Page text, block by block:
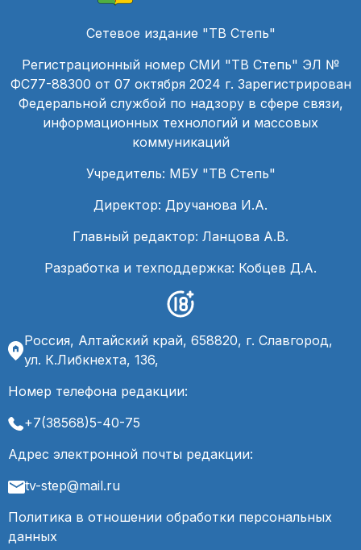
Сетевое издание "ТВ Степь"
Регистрационный номер СМИ "ТВ Степь" ЭЛ №
ФС77-88300 от 07 октября 2024 г. Зарегистрирован
Федеральной службой по надзору в сфере связи,
информационных технологий и массовых
коммуникаций
Учредитель: МБУ "ТВ Степь"
Директор: Дручанова И.А.
Главный редактор: Ланцова А.В.
Разработка и техподдержка: Кобцев Д.А.
Россия, Алтайский край, 658820, г. Славгород,
ул. К.Либкнехта, 136,
Номер телефона редакции:
+7(38568)5-40-75
Адрес электронной почты редакции:
tv-step@mail.ru
Политика в отношении обработки персональных
данных